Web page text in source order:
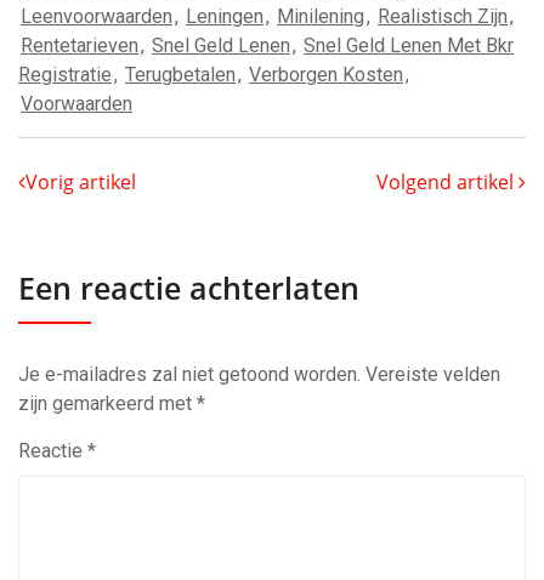
Leenvoorwaarden, Leningen, Minilening, Realistisch Zijn,
Rentetarieven, Snel Geld Lenen, Snel Geld Lenen Met Bkr
Registratie, Terugbetalen, Verborgen Kosten,
Voorwaarden
Vorig artikel Volgend artikel
Een reactie achterlaten
Je e-mailadres zal niet getoond worden. Vereiste velden
zijn gemarkeerd met *
Reactie *